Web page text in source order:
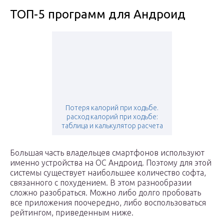
ТОП-5 программ для Андроид
Потеря калорий при ходьбе.
расход калорий при ходьбе:
таблица и калькулятор расчета
Большая часть владельцев смартфонов используют
именно устройства на ОС Андроид. Поэтому для этой
системы существует наибольшее количество софта,
связанного с похудением. В этом разнообразии
сложно разобраться. Можно либо долго пробовать
все приложения поочередно, либо воспользоваться
рейтингом, приведенным ниже.